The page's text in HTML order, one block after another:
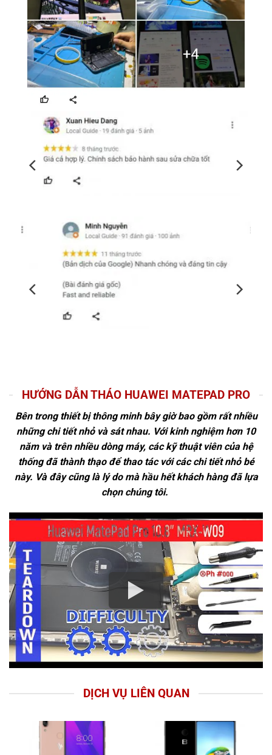
HƯỚNG DẪN THÁO HUAWEI MATEPAD PRO
Bên trong thiết bị thông minh bây giờ bao gồm rất nhiều
những chi tiết nhỏ và sát nhau. Với kinh nghiệm hơn 10
năm và trên nhiều dòng máy, các kỹ thuật viên của hệ
thống đã thành thạo để thao tác với các chi tiết nhỏ bé
này. Và đây cũng là lý do mà hầu hết khách hàng đã lựa
chọn chúng tôi.
DỊCH VỤ LIÊN QUAN